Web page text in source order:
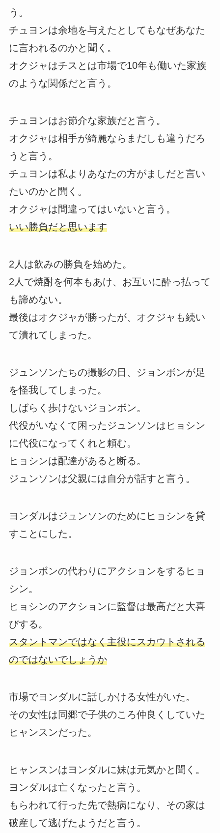
う。
チュヨンは余地を与えたとしてもなぜあなた
に言われるのかと聞く。
オクジャはチスとは市場で10年も働いた家族
のような関係だと言う。
チュヨンはお節介な家族だと言う。
オクジャは相手が綺麗ならまだしも違うだろ
うと言う。
チュヨンは私よりあなたの方がましだと言い
たいのかと聞く。
オクジャは間違ってはいないと言う。
いい勝負だと思います
2人は飲みの勝負を始めた。
2人で焼酎を何本もあけ、お互いに酔っ払って
も諦めない。
最後はオクジャが勝ったが、オクジャも続い
て潰れてしまった。
ジュンソンたちの撮影の日、ジョンボンが足
を怪我してしまった。
しばらく歩けないジョンボン。
代役がいなくて困ったジュンソンはヒョシン
に代役になってくれと頼む。
ヒョシンは配達があると断る。
ジュンソンは父親には自分が話すと言う。
ヨンダルはジュンソンのためにヒョシンを貸
すことにした。
ジョンボンの代わりにアクションをするヒョ
シン。
ヒョシンのアクションに監督は最高だと大喜
びする。
スタントマンではなく主役にスカウトされる
のではないでしょうか
市場でヨンダルに話しかける女性がいた。
その女性は同郷で子供のころ仲良くしていた
ヒャンスンだった。
ヒャンスンはヨンダルに妹は元気かと聞く。
ヨンダルは亡くなったと言う。
もらわれて行った先で熱病になり、その家は
破産して逃げたようだと言う。